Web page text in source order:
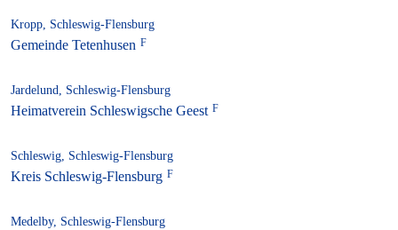
Kropp, Schleswig-Flensburg
Gemeinde Tetenhusen
Jardelund, Schleswig-Flensburg
Heimatverein Schleswigsche Geest
Schleswig, Schleswig-Flensburg
Kreis Schleswig-Flensburg
Medelby, Schleswig-Flensburg